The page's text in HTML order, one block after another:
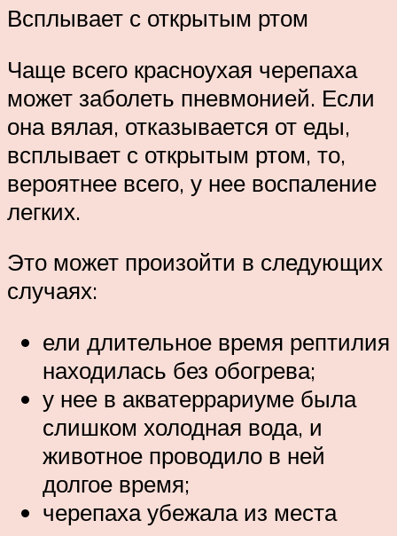
Всплывает с открытым ртом
Чаще всего красноухая черепаха
может заболеть пневмонией. Если
она вялая, отказывается от еды,
всплывает с открытым ртом, то,
вероятнее всего, у нее воспаление
легких.
Это может произойти в следующих
случаях:
ели длительное время рептилия
находилась без обогрева;
у нее в акватеррариуме была
слишком холодная вода, и
животное проводило в ней
долгое время;
черепаха убежала из места